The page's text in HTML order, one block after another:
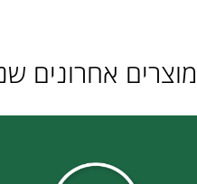
אחרונים שנצפו